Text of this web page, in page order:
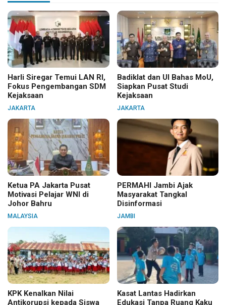
Harli Siregar Temui LAN RI,
Fokus Pengembangan SDM
Kejaksaan
JAKARTA
Badiklat dan UI Bahas MoU,
Siapkan Pusat Studi
Kejaksaan
JAKARTA
Ketua PA Jakarta Pusat
Motivasi Pelajar WNI di
Johor Bahru
MALAYSIA
PERMAHI Jambi Ajak
Masyarakat Tangkal
Disinformasi
JAMBI
KPK Kenalkan Nilai
Antikorupsi kepada Siswa
Kasat Lantas Hadirkan
Edukasi Tanpa Ruang Kaku